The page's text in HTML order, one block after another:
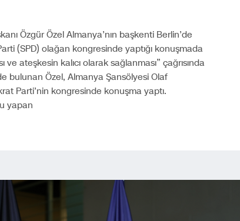
Özgür Özel Almanya’nın başkenti Berlin’de
(SPD) olağan kongresinde yaptığı konuşmada
ve ateşkesin kalıcı olarak sağlanması” çağrısında
bulunan Özel, Almanya Şansölyesi Olaf
Parti’nin kongresinde konuşma yaptı.
yapan